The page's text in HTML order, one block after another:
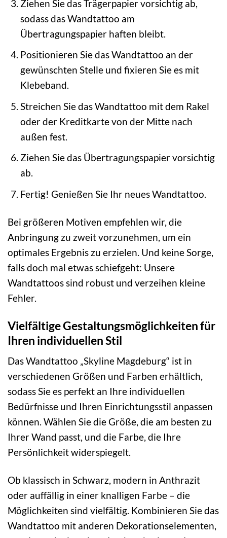
Ziehen Sie das Trägerpapier vorsichtig ab,
sodass das Wandtattoo am
Übertragungspapier haften bleibt.
Positionieren Sie das Wandtattoo an der
gewünschten Stelle und fixieren Sie es mit
Klebeband.
Streichen Sie das Wandtattoo mit dem Rakel
oder der Kreditkarte von der Mitte nach
außen fest.
Ziehen Sie das Übertragungspapier vorsichtig
ab.
Fertig! Genießen Sie Ihr neues Wandtattoo.
Bei größeren Motiven empfehlen wir, die
Anbringung zu zweit vorzunehmen, um ein
optimales Ergebnis zu erzielen. Und keine Sorge,
falls doch mal etwas schiefgeht: Unsere
Wandtattoos sind robust und verzeihen kleine
Fehler.
Vielfältige Gestaltungsmöglichkeiten für
Ihren individuellen Stil
Das Wandtattoo „Skyline Magdeburg“ ist in
verschiedenen Größen und Farben erhältlich,
sodass Sie es perfekt an Ihre individuellen
Bedürfnisse und Ihren Einrichtungsstil anpassen
können. Wählen Sie die Größe, die am besten zu
Ihrer Wand passt, und die Farbe, die Ihre
Persönlichkeit widerspiegelt.
Ob klassisch in Schwarz, modern in Anthrazit
oder auffällig in einer knalligen Farbe – die
Möglichkeiten sind vielfältig. Kombinieren Sie das
Wandtattoo mit anderen Dekorationselementen,